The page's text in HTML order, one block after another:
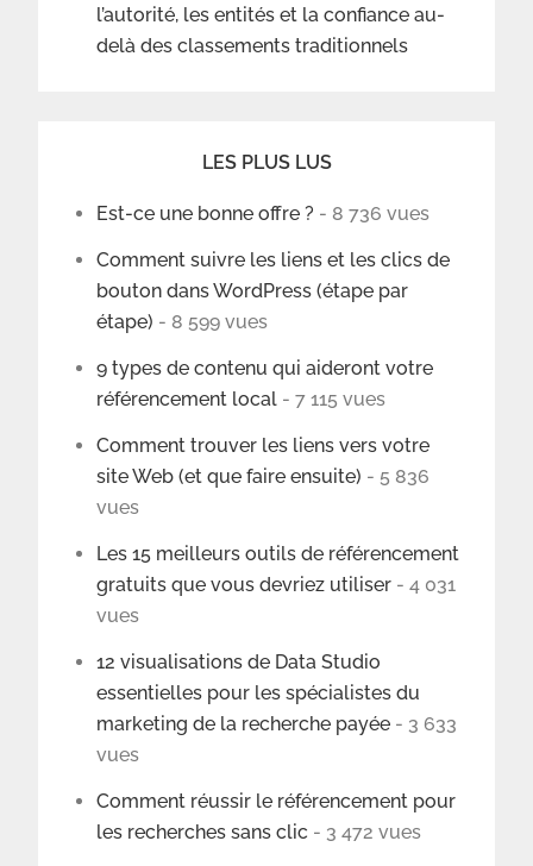
l’autorité, les entités et la confiance au-
delà des classements traditionnels
LES PLUS LUS
Est-ce une bonne offre ? - 8 736 vues
Comment suivre les liens et les clics de
bouton dans WordPress (étape par
étape) - 8 599 vues
9 types de contenu qui aideront votre
référencement local - 7 115 vues
Comment trouver les liens vers votre
site Web (et que faire ensuite) - 5 836
vues
Les 15 meilleurs outils de référencement
gratuits que vous devriez utiliser - 4 031
vues
12 visualisations de Data Studio
essentielles pour les spécialistes du
marketing de la recherche payée - 3 633
vues
Comment réussir le référencement pour
les recherches sans clic - 3 472 vues